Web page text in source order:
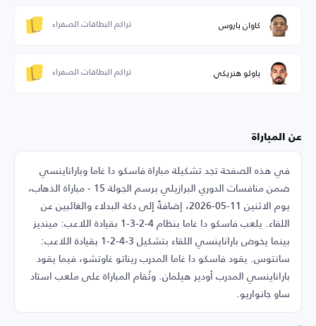
كاوان باروس تراكم البطاقات الصفراء
باولو هنريكي تراكم البطاقات الصفراء
عن المباراة
في هذه الصفحة تجد تشكيلة مباراة فاسكو دا غاما وباراناينسي
ضمن منافسات الدوري البرازيلي برسم الجولة 15 - مباراة الذهاب،
يوم الاثنين 11-05-2026، إضافةً إلى دكة البدلاء والغائبين عن
اللقاء. يلعب فاسكو دا غاما بنظام 4-2-3-1 بقيادة اللاعب: مينديز
بينما يخوض باراناينسي اللقاء بتشكيل 3-4-2-1 بقيادة اللاعب:
سانتوس. يقود فاسكو دا غاما المدرب ريناتو غاوتشو، فيما يقود
باراناينسي المدرب أودير هيلمان. وتُقام المباراة على ملعب استاد
ساو جانواريو.